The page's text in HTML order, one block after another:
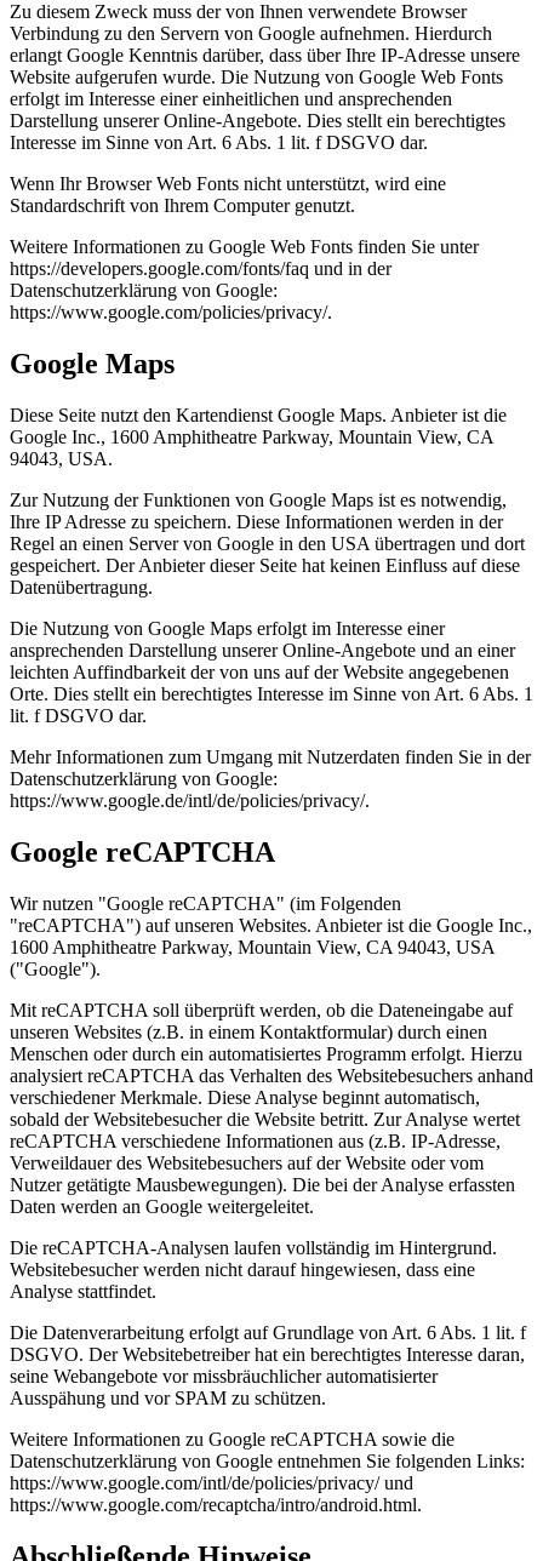
Zu diesem Zweck muss der von Ihnen verwendete Browser
Verbindung zu den Servern von Google aufnehmen. Hierdurch
erlangt Google Kenntnis darüber, dass über Ihre IP-Adresse unsere
Website aufgerufen wurde. Die Nutzung von Google Web Fonts
erfolgt im Interesse einer einheitlichen und ansprechenden
Darstellung unserer Online-Angebote. Dies stellt ein berechtigtes
Interesse im Sinne von Art. 6 Abs. 1 lit. f DSGVO dar.
Wenn Ihr Browser Web Fonts nicht unterstützt, wird eine
Standardschrift von Ihrem Computer genutzt.
Weitere Informationen zu Google Web Fonts finden Sie unter
https://developers.google.com/fonts/faq und in der
Datenschutzerklärung von Google:
https://www.google.com/policies/privacy/.
Google Maps
Diese Seite nutzt den Kartendienst Google Maps. Anbieter ist die
Google Inc., 1600 Amphitheatre Parkway, Mountain View, CA
94043, USA.
Zur Nutzung der Funktionen von Google Maps ist es notwendig,
Ihre IP Adresse zu speichern. Diese Informationen werden in der
Regel an einen Server von Google in den USA übertragen und dort
gespeichert. Der Anbieter dieser Seite hat keinen Einfluss auf diese
Datenübertragung.
Die Nutzung von Google Maps erfolgt im Interesse einer
ansprechenden Darstellung unserer Online-Angebote und an einer
leichten Auffindbarkeit der von uns auf der Website angegebenen
Orte. Dies stellt ein berechtigtes Interesse im Sinne von Art. 6 Abs. 1
lit. f DSGVO dar.
Mehr Informationen zum Umgang mit Nutzerdaten finden Sie in der
Datenschutzerklärung von Google:
https://www.google.de/intl/de/policies/privacy/.
Google reCAPTCHA
Wir nutzen "Google reCAPTCHA" (im Folgenden
"reCAPTCHA") auf unseren Websites. Anbieter ist die Google Inc.,
1600 Amphitheatre Parkway, Mountain View, CA 94043, USA
("Google").
Mit reCAPTCHA soll überprüft werden, ob die Dateneingabe auf
unseren Websites (z.B. in einem Kontaktformular) durch einen
Menschen oder durch ein automatisiertes Programm erfolgt. Hierzu
analysiert reCAPTCHA das Verhalten des Websitebesuchers anhand
verschiedener Merkmale. Diese Analyse beginnt automatisch,
sobald der Websitebesucher die Website betritt. Zur Analyse wertet
reCAPTCHA verschiedene Informationen aus (z.B. IP-Adresse,
Verweildauer des Websitebesuchers auf der Website oder vom
Nutzer getätigte Mausbewegungen). Die bei der Analyse erfassten
Daten werden an Google weitergeleitet.
Die reCAPTCHA-Analysen laufen vollständig im Hintergrund.
Websitebesucher werden nicht darauf hingewiesen, dass eine
Analyse stattfindet.
Die Datenverarbeitung erfolgt auf Grundlage von Art. 6 Abs. 1 lit. f
DSGVO. Der Websitebetreiber hat ein berechtigtes Interesse daran,
seine Webangebote vor missbräuchlicher automatisierter
Ausspähung und vor SPAM zu schützen.
Weitere Informationen zu Google reCAPTCHA sowie die
Datenschutzerklärung von Google entnehmen Sie folgenden Links:
https://www.google.com/intl/de/policies/privacy/ und
https://www.google.com/recaptcha/intro/android.html.